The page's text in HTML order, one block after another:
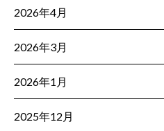
2026年4月
2026年3月
2026年1月
2025年12月